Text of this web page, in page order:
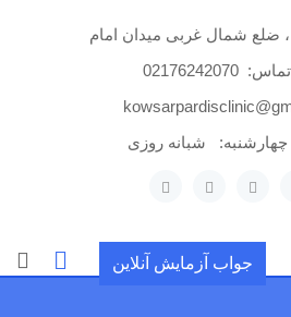
تماس:02176242070
شبانه روزی
جواب آزمایش آنلاین